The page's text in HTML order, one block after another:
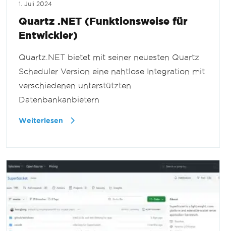
1. Juli 2024
Quartz .NET (Funktionsweise für
Entwickler)
Quartz.NET bietet mit seiner neuesten Quartz
Scheduler Version eine nahtlose Integration mit
verschiedenen unterstützten
Datenbankanbietern
Weiterlesen